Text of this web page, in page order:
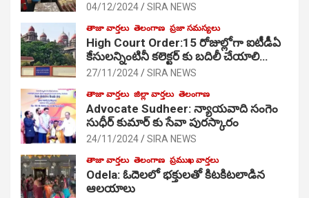
04/12/2024 SIRA NEWS
తాజా వార్తలు తెలంగాణ ప్రజా సమస్యలు
High Court Order:15 రోజుల్లోగా ఐటీడీఏ
కేసులన్నింటినీ కలెక్టర్ కు బదిలీ చేయాలి…
27/11/2024 SIRA NEWS
తాజా వార్తలు జిల్లా వార్తలు తెలంగాణ
Advocate Sudheer: న్యాయవాది సంగెం
సుధీర్ కుమార్ కు సేవా పురస్కారం
24/11/2024 SIRA NEWS
తాజా వార్తలు తెలంగాణ ప్రముఖ వార్తలు
Odela: ఓదెల‌లో భక్తులతో కిటకిటలాడిన
ఆల‌యాలు